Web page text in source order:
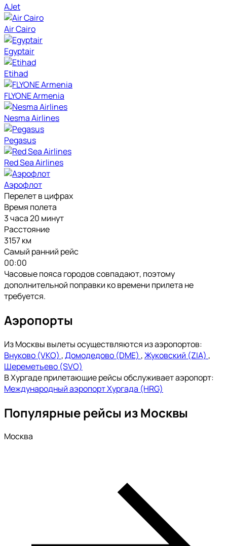
AJet
Air Cairo
Egyptair
Etihad
FLYONE Armenia
Nesma Airlines
Pegasus
Red Sea Airlines
Аэрофлот
Перелет в цифрах
Время полета
3 часа 20 минут
Расстояние
3157 км
Самый ранний рейс
00:00
Часовые пояса городов совпадают, поэтому
дополнительной поправки ко времени прилета не
требуется.
Аэропорты
Из Москвы вылеты осуществляются из аэропортов:
Внуково (VKO) ,Домодедово (DME) ,Жуковский (ZIA) ,
Шереметьево (SVO)
В Хургаде прилетающие рейсы обслуживает аэропорт:
Международный аэропорт Хургада (HRG)
Популярные рейсы из Москвы
Москва